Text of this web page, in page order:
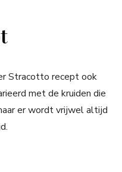
Stracotto recept ook
met de kruiden die
er wordt vrijwel altijd